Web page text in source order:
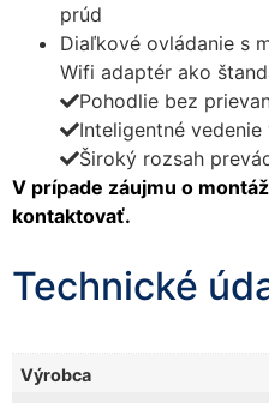
prúd
Diaľkové ovládanie s
Wifi adaptér ako
Pohodlie bez
Inteligentné
Široký rozsah
V prípade záujmu o
kontaktovať.
Technické
Výrobca